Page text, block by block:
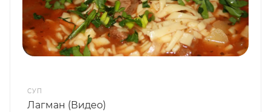
СУП
Лагман (Видео)